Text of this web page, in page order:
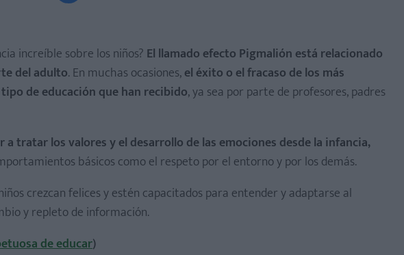
increíble sobre los niños? El llamado efecto Pigmalión está relacionado
del adulto. En muchas ocasiones,el éxito o el fracaso de los más
de educación que han recibido, ya sea por parte de profesores, padres
a tratar los valores y el desarrollo de las emociones desde la infancia,
básicos como el respeto por el entorno y por los demás.
crezcan felices y estén capacitados para entender y adaptarse al
y repleto de información.
de educar)